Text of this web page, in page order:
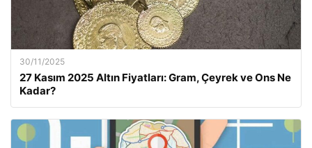
30/11/2025
27 Kasım 2025 Altın Fiyatları: Gram, Çeyrek ve Ons Ne
Kadar?